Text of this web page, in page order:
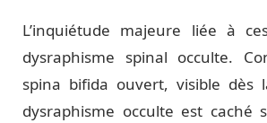
L’inquiétude majeure liée à
dysraphisme spinal occulte.
spina bifida ouvert, visible dès
dysraphisme occulte est caché